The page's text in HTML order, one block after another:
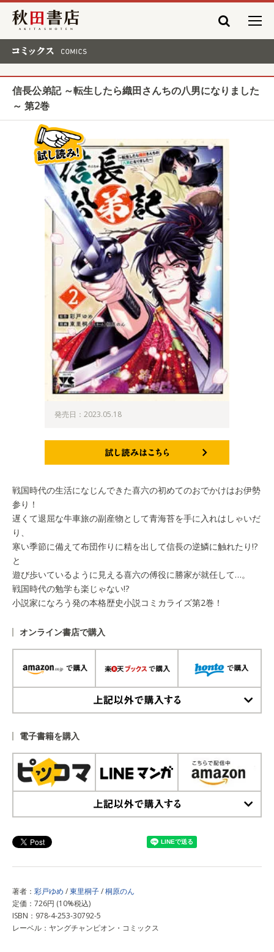
秋田書店
信長公弟記 ～転生したら織田さんちの八男になりました
～ 第2巻
発売日：2023.05.18
戦国時代の生活になじんできた喜六の初めてのおでかけはお伊勢
参り！
遅くて退屈な牛車旅の副産物として青海苔を手に入れはしゃいだ
り、
寒い季節に備えて布団作りに精を出して信長の逆鱗に触れたり!?
と
遊び歩いているように見える喜六の傅役に勝家が就任して…。
戦国時代の勉学も楽じゃない!?
小説家になろう発の本格歴史小説コミカライズ第2巻！
オンライン書店で購入
電子書籍を購入
著者： 彩戸ゆめ /東里桐子/桐原のん
定価：726円 (10%税込)
ISBN：978-4-253-30792-5
レーベル：ヤングチャンピオン・コミックス